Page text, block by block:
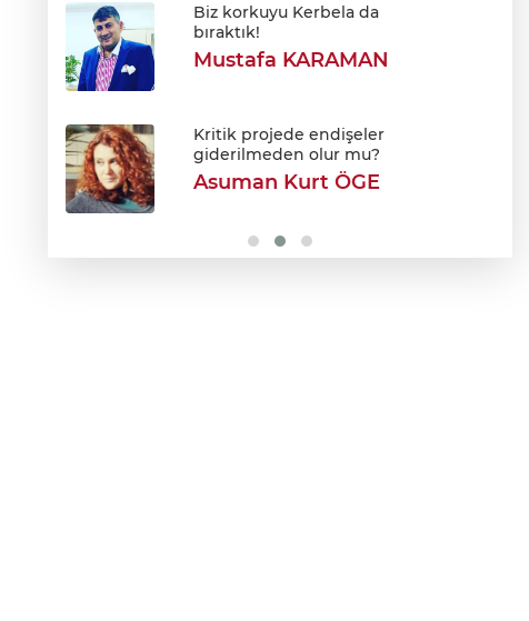
Alkol sonrası rahatsızlanan genç hayatını
kaybetti
Efkan Ala: "Terörsüz Türkiye süreciyle
Biz korkuyu Kerbela da
bıraktık!
Mustafa KARAMAN
Kritik projede endişeler
giderilmeden olur mu?
Asuman Kurt ÖGE